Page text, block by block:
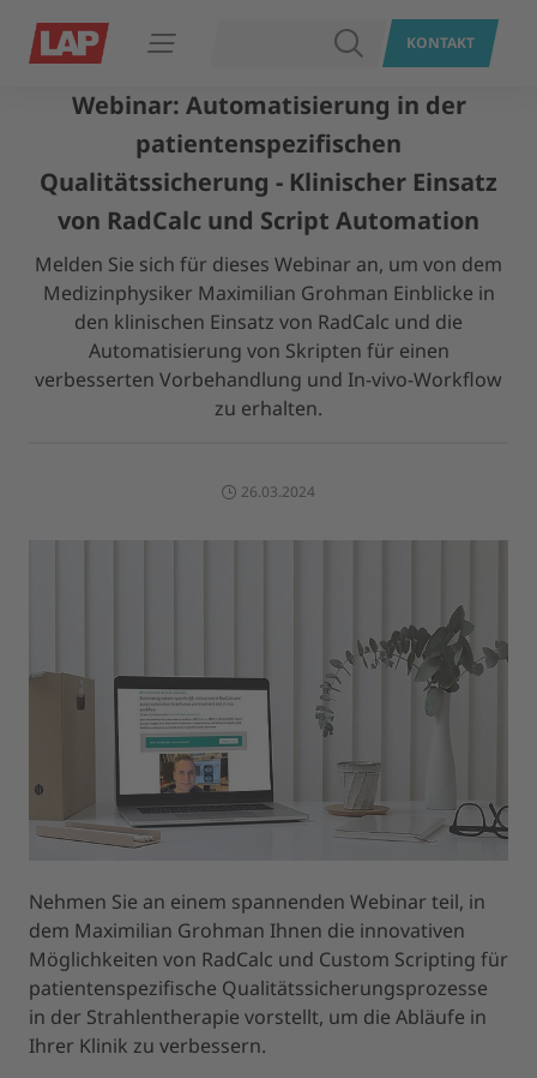
Navigation öffnen SUCHENKONTAKT
Webinar: Automatisierung in der
patientenspezifischen
Qualitätssicherung - Klinischer Einsatz
von RadCalc und Script Automation
Melden Sie sich für dieses Webinar an, um von dem
Medizinphysiker Maximilian Grohman Einblicke in
den klinischen Einsatz von RadCalc und die
Automatisierung von Skripten für einen
verbesserten Vorbehandlung und In-vivo-Workflow
zu erhalten.
26.03.2024
Nehmen Sie an einem spannenden Webinar teil, in
dem Maximilian Grohman Ihnen die innovativen
Möglichkeiten von RadCalc und Custom Scripting für
patientenspezifische Qualitätssicherungsprozesse
in der Strahlentherapie vorstellt, um die Abläufe in
Ihrer Klinik zu verbessern.